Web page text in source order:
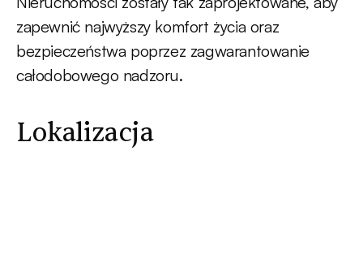
zapewnić najwyższy komfort życia oraz
bezpieczeństwa poprzez zagwarantowanie
całodobowego nadzoru.
Lokalizacja